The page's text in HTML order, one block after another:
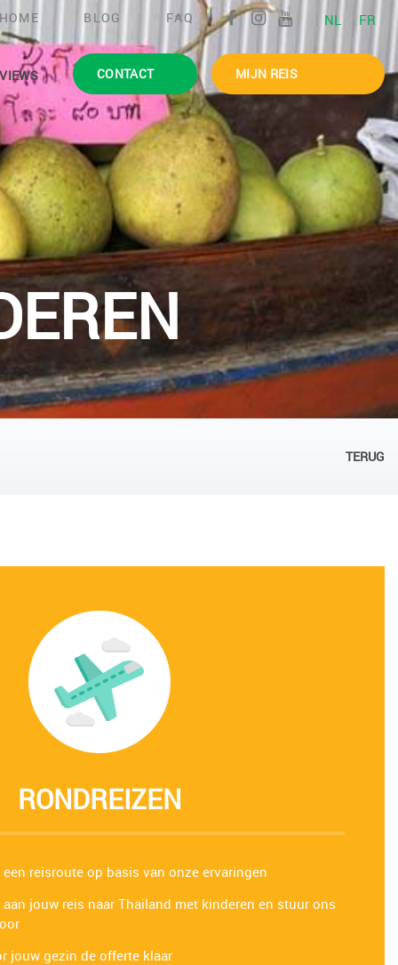
HOME BLOG FAQ NL FR
CONTACT MIJN REIS
TERUG
RONDREIZEN
reisroute op basis van onze ervaringen
jouw reis naar Thailand met kinderen en stuur ons
jouw gezin de offerte klaar